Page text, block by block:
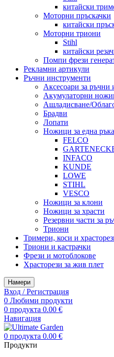
китайски
Моторни пръскачки
китайски
Моторни триони
Stihl
китайски
Помпи фрези
Рекламни артикули
Ръчни инструменти
Аксесоари за ръчни
Акумулаторни
Ашладисване/
Брадви
Лопати
Ножици за една ръка
FELCO
INFACO
KUNDE
LOWE
STIHL
VESCO
Ножици за клони
Ножици за храсти
Резервни части за
Триони
Тримери, коси и
Триони и кастрачки
Фрези и мотоблокове
Храсторези за жив плет
Намери
Вход / Регистрация
0 Любими продукти
0 продукта 0.00 €
Навигация
0 продукта 0.00 €
Продукти